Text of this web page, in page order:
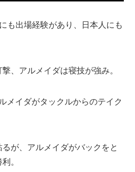
も出場経験があり、日本人にも
、アルメイダは寝技が強み。
メイダがタックルからのテイク
が、アルメイダがバックをと
。